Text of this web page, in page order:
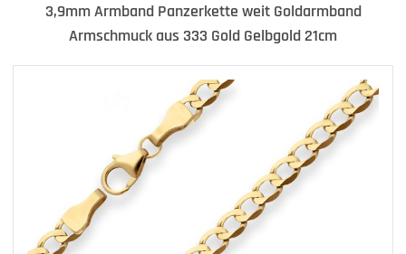
3,9mm Armband Panzerkette weit Goldarmband
Armschmuck aus 333 Gold Gelbgold 21cm